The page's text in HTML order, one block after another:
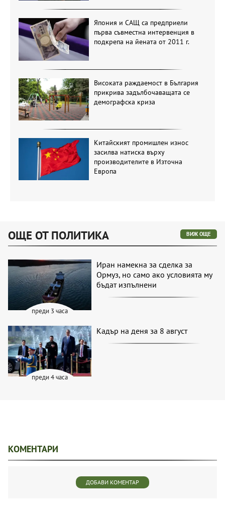
Япония и САЩ са предприели
първа съвместна интервенция в
подкрепа на йената от 2011 г.
Високата раждаемост в България
прикрива задълбочаващата се
демографска криза
Китайският промишлен износ
засилва натиска върху
производителите в Източна
Европа
ОЩЕ ОТ ПОЛИТИКА ВИЖ ОЩЕ
преди 3 часа
Иран намекна за сделка за
Ормуз, но само ако условията му
бъдат изпълнени
преди 4 часа
Кадър на деня за 8 август
КОМЕНТАРИ
ДОБАВИ КОМЕНТАР